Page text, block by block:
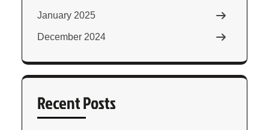
January 2025
December 2024
Recent Posts